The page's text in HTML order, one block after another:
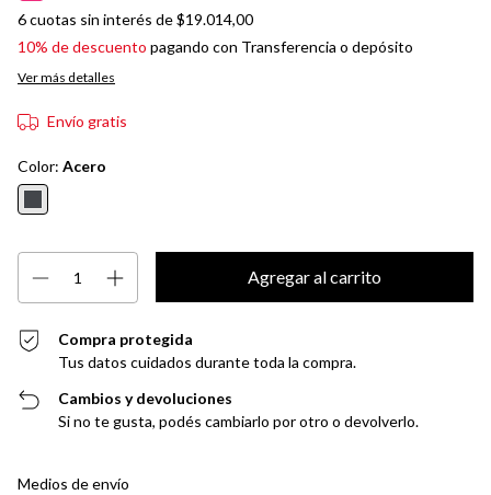
6cuotas sin interés de$19.014,00
10% de descuento pagando con Transferencia o depósito
Ver más detalles
Envío gratis
Color: Acero
Compra protegida
Tus datos cuidados durante toda la compra.
Cambios y devoluciones
Si no te gusta, podés cambiarlo por otro o devolverlo.
Entregas para el CP:
Medios de envío